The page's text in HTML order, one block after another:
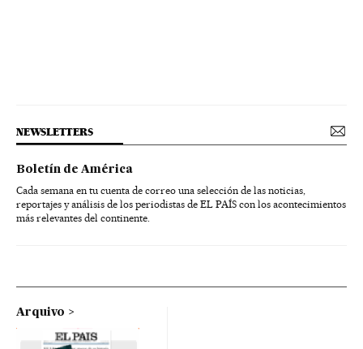
NEWSLETTERS
Boletín de América
Cada semana en tu cuenta de correo una selección de las noticias,
reportajes y análisis de los periodistas de EL PAÍS con los acontecimientos
más relevantes del continente.
Arquivo